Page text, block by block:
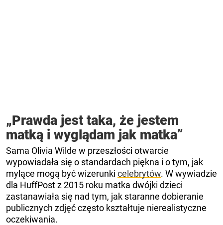
„Prawda jest taka, że ​​jestem
matką i wyglądam jak matka”
Sama Olivia Wilde w przeszłości otwarcie
wypowiadała się o standardach piękna i o tym, jak
mylące mogą być wizerunki celebrytów. W wywiadzie
dla HuffPost z 2015 roku matka dwójki dzieci
zastanawiała się nad tym, jak staranne dobieranie
publicznych zdjęć często kształtuje nierealistyczne
oczekiwania.